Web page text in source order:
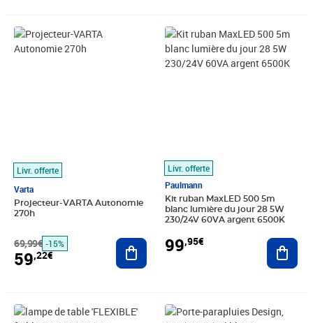
Livr. offerte
Varta
Projecteur-VARTA Autonomie
270h
69,99€
Prix barré 69,99€
-15%
59,22€
Prix 59,22€
Ajouter au panier
Livr. offerte
Paulmann
Kit ruban MaxLED 500 5m
blanc lumière du jour 28 5W
230/24V 60VA argent 6500K
99,95€
Prix 99,95€
Prix barré 52,13€
Prix 36,49€ Prix 75,81€